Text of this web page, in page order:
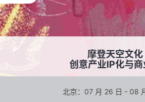
摩登天空文化
创意产业IP化与商
北京：07 月 26 日 - 08